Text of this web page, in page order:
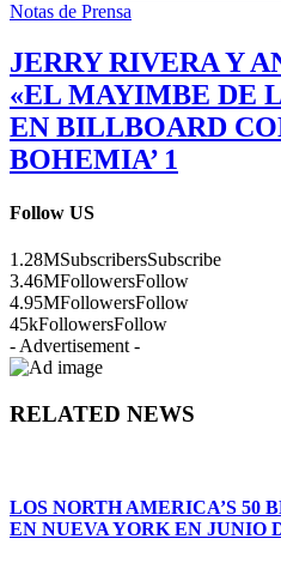
Notas de Prensa
JERRY RIVERA Y
«EL MAYIMBE DE
EN BILLBOARD
BOHEMIA’ 1
Follow US
1.28MSubscribersSubscribe
3.46MFollowersFollow
4.95MFollowersFollow
45kFollowersFollow
- Advertisement -
RELATED NEWS
LOS NORTH AMERICA’S 50
EN NUEVA YORK EN JUNIO